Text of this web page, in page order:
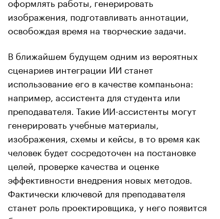
изображения, подготавливать аннотации,
освобождая время на творческие задачи.
В ближайшем будущем одним из вероятных
сценариев интеграции ИИ станет
использование его в качестве компаньона:
например, ассистента для студента или
преподавателя. Такие ИИ-ассистенты могут
генерировать учебные материалы,
изображения, схемы и кейсы, в то время как
человек будет сосредоточен на постановке
целей, проверке качества и оценке
эффективности внедрения новых методов.
Фактически ключевой для преподавателя
станет роль проектировщика, у него появится